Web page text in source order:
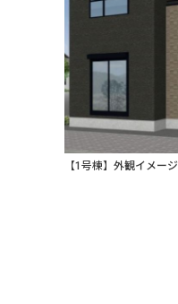
【1号棟】外観イメージ